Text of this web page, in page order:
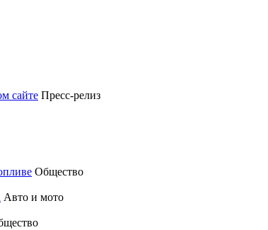
сайте Пресс-релиз
Общество
Авто и мото